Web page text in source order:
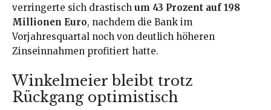
verringerte sich drastisch um 43 Prozent auf 198
Millionen Euro, nachdem die Bank im
Vorjahresquartal noch von deutlich höheren
Zinseinnahmen profitiert hatte.
Winkelmeier bleibt trotz
Rückgang optimistisch